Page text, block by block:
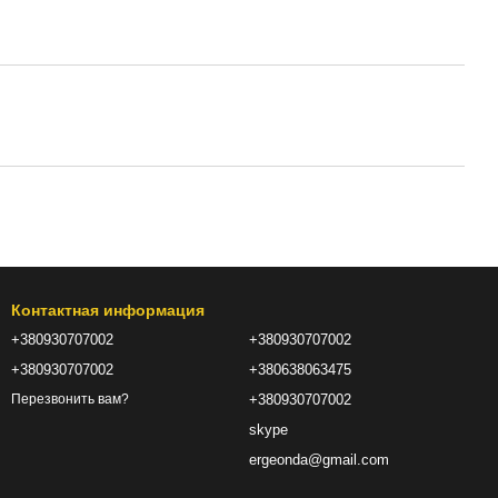
Контактная информация
+380930707002
+380930707002
Перезвонить вам?
+380930707002
+380638063475
+380930707002
skype
ergeonda@gmail.com